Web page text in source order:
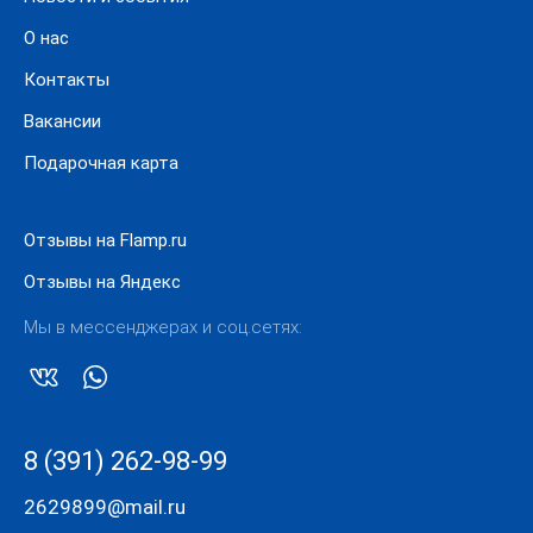
О нас
Контакты
Вакансии
Подарочная карта
Отзывы на Flamp.ru
Отзывы на Яндекс
Мы в мессенджерах и соц.сетях:
8 (391) 262-98-99
2629899@mail.ru